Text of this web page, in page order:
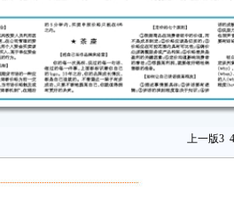
上一版3 4